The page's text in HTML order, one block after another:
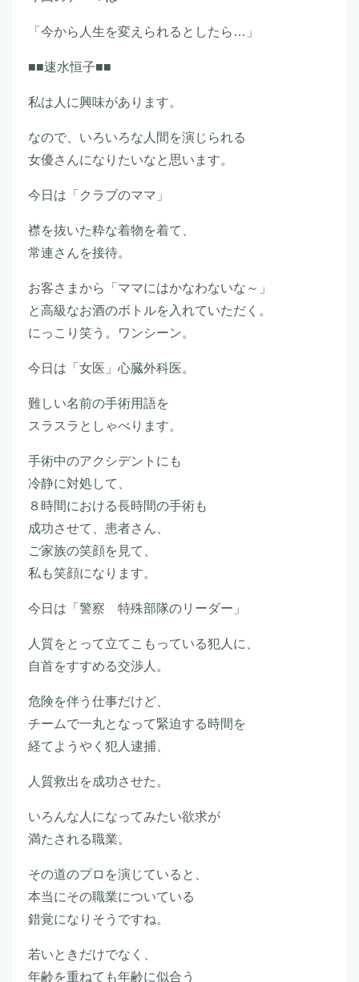
「今から人生を変えられるとしたら…」
■■速水恒子■■
私は人に興味があります。
なので、いろいろな人間を演じられる
女優さんになりたいなと思います。
今日は「クラブのママ」
襟を抜いた粋な着物を着て、
常連さんを接待。
お客さまから「ママにはかなわないな～」
と高級なお酒のボトルを入れていただく。
にっこり笑う。ワンシーン。
今日は「女医」心臓外科医。
難しい名前の手術用語を
スラスラとしゃべります。
手術中のアクシデントにも
冷静に対処して、
８時間における長時間の手術も
成功させて、患者さん、
ご家族の笑顔を見て、
私も笑顔になります。
今日は「警察 特殊部隊のリーダー」
人質をとって立てこもっている犯人に、
自首をすすめる交渉人。
危険を伴う仕事だけど、
チームで一丸となって緊迫する時間を
経てようやく犯人逮捕、
人質救出を成功させた。
いろんな人になってみたい欲求が
満たされる職業。
その道のプロを演じていると、
本当にその職業についている
錯覚になりそうですね。
若いときだけでなく、
年齢を重ねても年齢に似合う